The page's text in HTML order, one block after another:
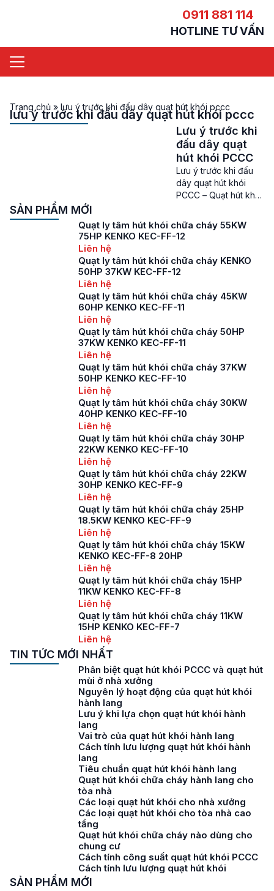
0911 881 114
HOTLINE TƯ VẤN
Trang chủ » lưu ý trước khi đấu dây quạt hút khói pccc
lưu ý trước khi đấu dây quạt hút khói pccc
Lưu ý trước khi
đấu dây quạt
hút khói PCCC
Lưu ý trước khi đấu
dây quạt hút khói
PCCC – Quạt hút khói
hút công nghiệp
chuyên dụng được
chữa cháy cho các
tòa nhà, nhà xưởng
thống thông gió,
cung cấp khí tươi, làm
[…]
SẢN PHẨM MỚI
Quạt ly tâm hút khói chữa cháy 55KW
75HP KENKO KEC-FF-12
Liên hệ
Quạt ly tâm hút khói chữa cháy KENKO
50HP 37KW KEC-FF-12
Liên hệ
Quạt ly tâm hút khói chữa cháy 45KW
60HP KENKO KEC-FF-11
Liên hệ
Quạt ly tâm hút khói chữa cháy 50HP
37KW KENKO KEC-FF-11
Liên hệ
Quạt ly tâm hút khói chữa cháy 37KW
50HP KENKO KEC-FF-10
Liên hệ
Quạt ly tâm hút khói chữa cháy 30KW
40HP KENKO KEC-FF-10
Liên hệ
Quạt ly tâm hút khói chữa cháy 30HP
22KW KENKO KEC-FF-10
Liên hệ
Quạt ly tâm hút khói chữa cháy 22KW
30HP KENKO KEC-FF-9
Liên hệ
Quạt ly tâm hút khói chữa cháy 25HP
18.5KW KENKO KEC-FF-9
Liên hệ
Quạt ly tâm hút khói chữa cháy 15KW
KENKO KEC-FF-8 20HP
Liên hệ
Quạt ly tâm hút khói chữa cháy 15HP
11KW KENKO KEC-FF-8
Liên hệ
Quạt ly tâm hút khói chữa cháy 11KW
15HP KENKO KEC-FF-7
Liên hệ
TIN TỨC MỚI NHẤT
Phân biệt quạt hút khói PCCC và quạt hút
mùi ở nhà xưởng
Nguyên lý hoạt động của quạt hút khói
hành lang
Lưu ý khi lựa chọn quạt hút khói hành
lang
Vai trò của quạt hút khói hành lang
Cách tính lưu lượng quạt hút khói hành
lang
Tiêu chuẩn quạt hút khói hành lang
Quạt hút khói chữa cháy hành lang cho
tòa nhà
Các loại quạt hút khói cho nhà xưởng
Các loại quạt hút khói cho tòa nhà cao
tầng
Quạt hút khói chữa cháy nào dùng cho
chung cư
Cách tính công suất quạt hút khói PCCC
Cách tính lưu lượng quạt hút khói
SẢN PHẨM MỚI